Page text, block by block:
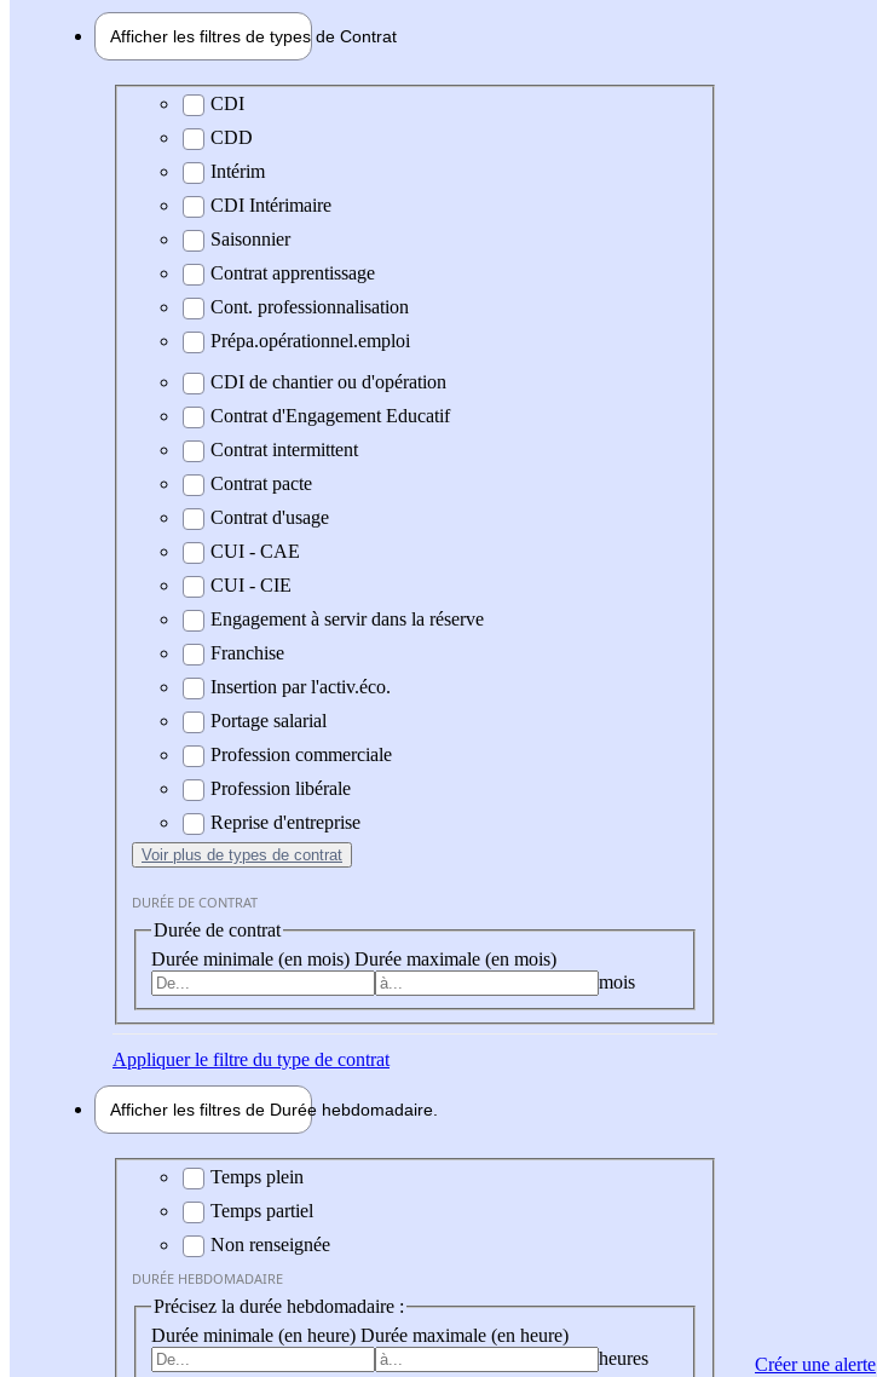
Afficher les filtres de types de Contrat
Type de contrat
CDI
CDD
Intérim
CDI Intérimaire
Saisonnier
Contrat apprentissage
Cont. professionnalisation
Prépa.opérationnel.emploi
CDI de chantier ou d'opération
Contrat d'Engagement Educatif
Contrat intermittent
Contrat pacte
Contrat d'usage
CUI - CAE
CUI - CIE
Engagement à servir dans la réserve
Franchise
Insertion par l'activ.éco.
Portage salarial
Profession commerciale
Profession libérale
Reprise d'entreprise
Voir plus de types de contrat
DURÉE DE CONTRAT
Durée de contrat
Durée minimale (en mois) Durée maximale (en mois)
mois
Appliquerle filtre du type de contrat
Afficher les filtres de Durée hebdomadaire
Durée hebdomadaire
Temps plein
Temps partiel
Non renseignée
DURÉE HEBDOMADAIRE
Précisez la durée hebdomadaire :
Durée minimale (en heure) Durée maximale (en heure)
heures
Créer une alerte